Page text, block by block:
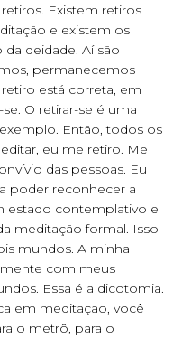
Existem retiros
e existem os
deidade. Aí são
permanecemos
está correta, em
O retirar-se é uma
Então, todos os
eu me retiro. Me
das pessoas. Eu
poder reconhecer a
estado contemplativo e
meditação formal. Isso
mundos. A minha
com meus
Essa é a dicotomia.
em meditação, você
o metrô, para o